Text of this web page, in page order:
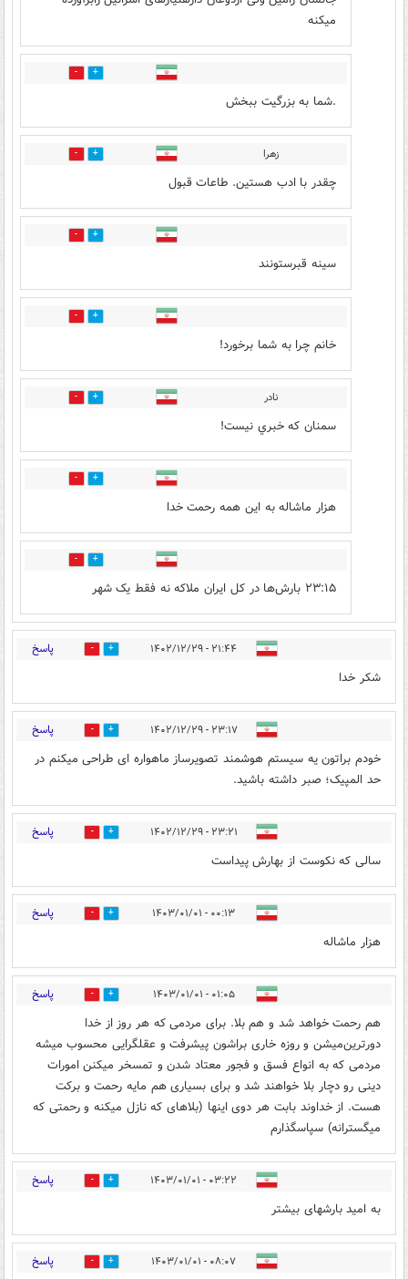
میکنه
0
.شما به بزرگیت ببخش
زهرا 5
چقدر با ادب هستین. طاعات قبول
8
سینه قبرستونند
1
خانم چرا به شما برخورد!
نادر 2
سمنان که خبري نیست!
5
هزار ماشاله به این همه رحمت خدا
0
۲۳:۱۵ بارش‌ها در کل ایران ملاکه نه فقط یک شهر
۲۱:۴۴ - ۱۴۰۲/۱۲/۲۹ 13 پاسخ
شکر خدا
۲۳:۱۷ - ۱۴۰۲/۱۲/۲۹ 2 پاسخ
خودم براتون یه سیستم هوشمند تصویرساز ماهواره ای طراحی میکنم در
حد المپیک؛ صبر داشته باشید.
۲۳:۲۱ - ۱۴۰۲/۱۲/۲۹ 4 پاسخ
سالی که نکوست از بهارش پیداست
۰۰:۱۳ - ۱۴۰۳/۰۱/۰۱ 1 پاسخ
هزار ماشاله
۰۱:۰۵ - ۱۴۰۳/۰۱/۰۱ 0 پاسخ
هم رحمت خواهد شد و هم بلا. برای مردمی که هر روز از خدا
دورترین‌میشن و روزه خاری براشون پیشرفت و عقلگرایی محسوب میشه
مردمی که به انواع فسق و فجور معتاد شدن و تمسخر میکنن امورات
دینی رو دچار بلا خواهند شد و برای بسیاری هم مایه رحمت و برکت
هست. از خداوند بابت هر دوی اینها (بلاهای که نازل میکنه و رحمتی که
میگسترانه) سپاسگذارم
۰۳:۲۲ - ۱۴۰۳/۰۱/۰۱ 1 پاسخ
به امید بارشهای بیشتر
۰۸:۰۷ - ۱۴۰۳/۰۱/۰۱ 1 پاسخ